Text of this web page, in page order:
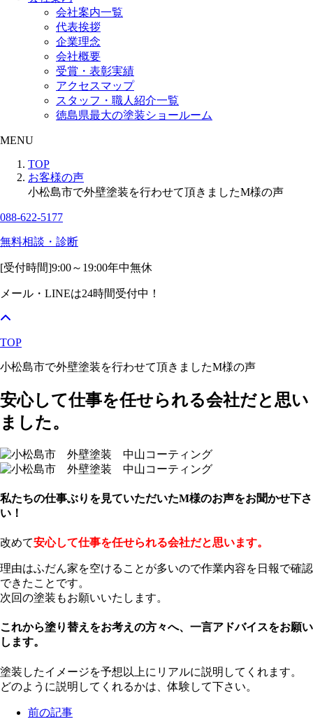
会社案内一覧
代表挨拶
企業理念
会社概要
受賞・表彰実績
アクセスマップ
スタッフ・職人紹介一覧
徳島県最大の塗装ショールーム
MENU
TOP
お客様の声
小松島市で外壁塗装を行わせて頂きましたM様の声
088-622-5177
無料相談・診断
[受付時間]9:00～19:00年中無休
メール・LINEは24時間受付中！
TOP
小松島市で外壁塗装を行わせて頂きましたM様の声
安心して仕事を任せられる会社だと思い
ました。
私たちの仕事ぶりを見ていただいたM様のお声をお聞かせ下さ
い！
改めて安心して仕事を任せられる会社だと思います。
理由はふだん家を空けることが多いので作業内容を日報で確認
できたことです。
次回の塗装もお願いいたします。
これから塗り替えをお考えの方々へ、一言アドバイスをお願い
します。
塗装したイメージを予想以上にリアルに説明してくれます。
どのように説明してくれるかは、体験して下さい。
前の記事